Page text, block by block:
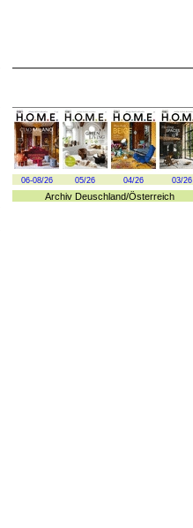
06-08/26 05/26 04/26 03/26
Archiv Deuschland/Österreich